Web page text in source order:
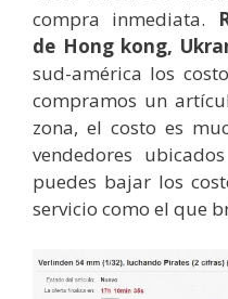
compra inmediata.
de Hong kong,
sud-américa los
compramos un
zona, el costo es
vendedores
puedes bajar los
servicio como el que